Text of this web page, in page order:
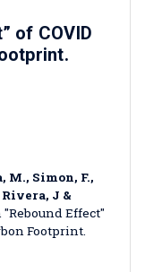
of COVID
M., Simon, F.,
J &
"Rebound Effect"
Footprint.